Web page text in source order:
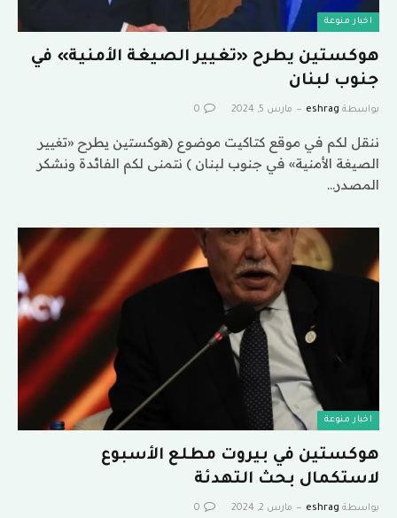
اخبار منوعة
هوكستين يطرح «تغيير الصيغة الأمنية» في
جنوب لبنان
بواسطة eshrag مارس 5, 2024 0
ننقل لكم في موقع كتاكيت موضوع (هوكستين يطرح «تغيير
الصيغة الأمنية» في جنوب لبنان ) نتمنى لكم الفائدة ونشكر
المصدر…
اخبار منوعة
هوكستين في بيروت مطلع الأسبوع
لاستكمال بحث التهدئة
بواسطة eshrag مارس 2, 2024 0